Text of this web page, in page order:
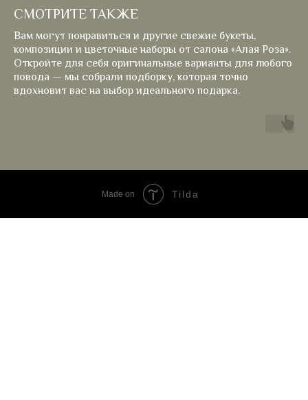
СМОТРИТЕ ТАКЖЕ
Вам могут понравиться и другие свежие букеты,
композиции и цветочные наборы от салона «Алая Роза».
Откройте для себя оригинальные варианты для любого
повода — мы собрали подборку, которая точно
вдохновит вас на выбор идеального подарка.
Made on Tilda